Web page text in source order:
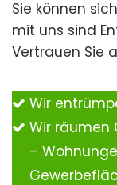
Sie können
mit uns sind
Vertrauen Sie
Wir
Wir räumen
–